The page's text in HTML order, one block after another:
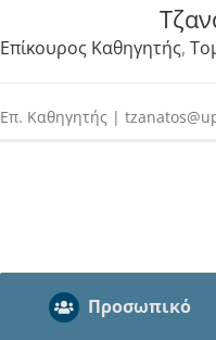
Επίκουρος Καθηγητής,
Επ. Καθηγητής |
Προσωπικό